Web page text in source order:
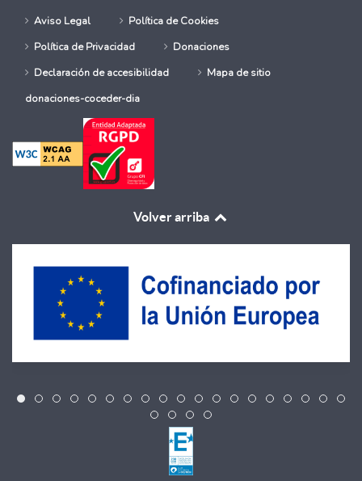
Aviso Legal
Política de Cookies
Política de Privacidad
Donaciones
Declaración de accesibilidad
Mapa de sitio
donaciones-coceder-dia
Volver arriba